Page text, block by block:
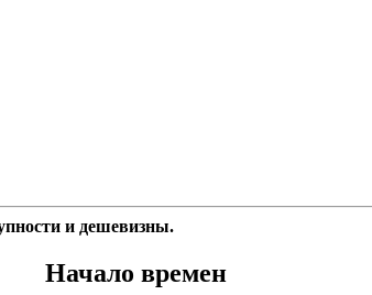
и дешевизны.
Начало времен